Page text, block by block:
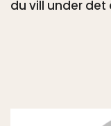
du vill under